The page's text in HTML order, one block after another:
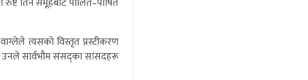
त्यसको विस्तृत प्रस्टीकरण
उनले सार्वभौम संसद्का सांसदहरू